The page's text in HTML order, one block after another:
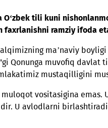
O‘zbek tili
bilan faxrlanishni
oldin xalqimizning
Qonunga
va mamlakatimiz
muloqot